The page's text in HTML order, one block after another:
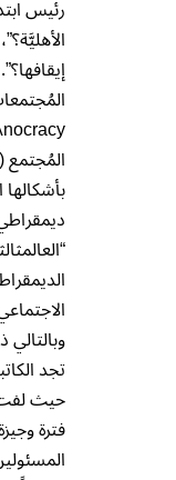
رئيس
المُجتمع
تجد
حيث لفت
فترة